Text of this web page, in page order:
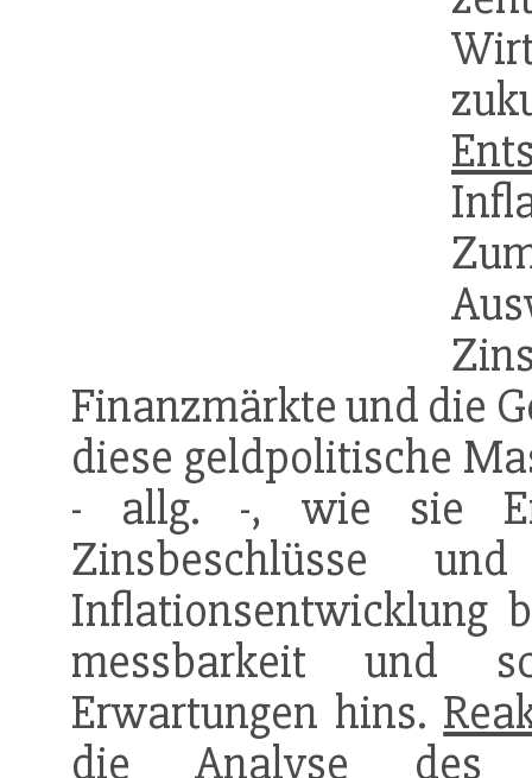
Finanzmärkte und die
diese geldpolitische
- allg. -, wie sie
Zinsbeschlüsse
Inflationsentwicklung
messbarkeit und
Erwartungen hins.
dieAnalyse